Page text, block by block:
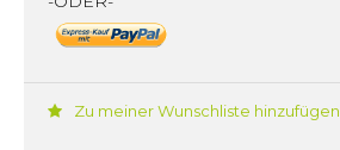
Zu meiner Wunschliste hinzufügen